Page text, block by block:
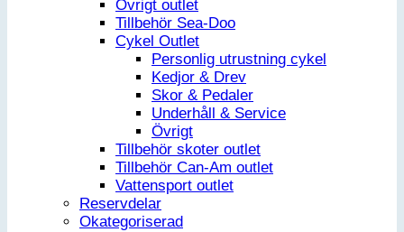
Övrigt outlet
Tillbehör Sea-Doo
Cykel Outlet
Personlig utrustning cykel
Kedjor & Drev
Skor & Pedaler
Underhåll & Service
Övrigt
Tillbehör skoter outlet
Tillbehör Can-Am outlet
Vattensport outlet
Reservdelar
Okategoriserad